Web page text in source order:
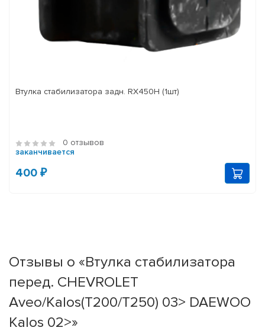
Втулка стабилизатора задн. RX450H (1шт)
0 отзывов
заканчивается
400 ₽
Отзывы о «Втулка стабилизатора
перед. CHEVROLET
Aveo/Kalos(T200/T250) 03> DAEWOO
Kalos 02>»